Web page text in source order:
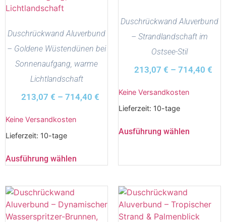
Duschrückwand Aluverbund
– Goldene Wüstendünen bei
Sonnenaufgang, warme
Lichtlandschaft
213,07 € – 714,40 €
Keine Versandkosten
Lieferzeit: 10-tage
Ausführung wählen
Duschrückwand Aluverbund
– Strandlandschaft im
Ostsee-Stil
213,07 € – 714,40 €
Keine Versandkosten
Lieferzeit: 10-tage
Ausführung wählen